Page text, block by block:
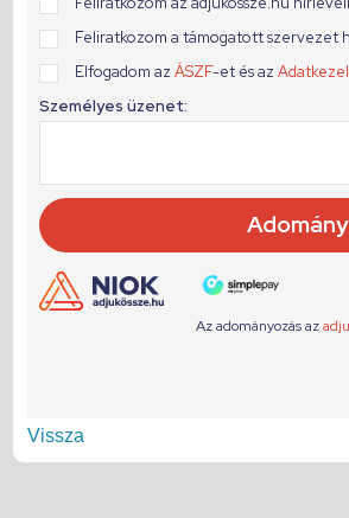
Vissza